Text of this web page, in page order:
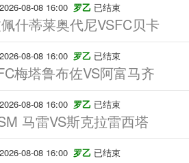
2026-08-08 16:00 罗乙 已结束
什蒂莱奥代尼VSFC贝卡
2026-08-08 16:00 罗乙 已结束
梅塔鲁布佐VS阿富马齐
2026-08-08 16:00 罗乙 已结束
马雷VS斯克拉雷西塔
2026-08-08 16:00 罗乙 已结束